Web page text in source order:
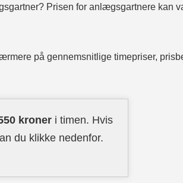
Prisen for anlægsgartnere kan
på gennemsnitlige timepriser,
kroner i timen. Hvis
du klikke nedenfor.